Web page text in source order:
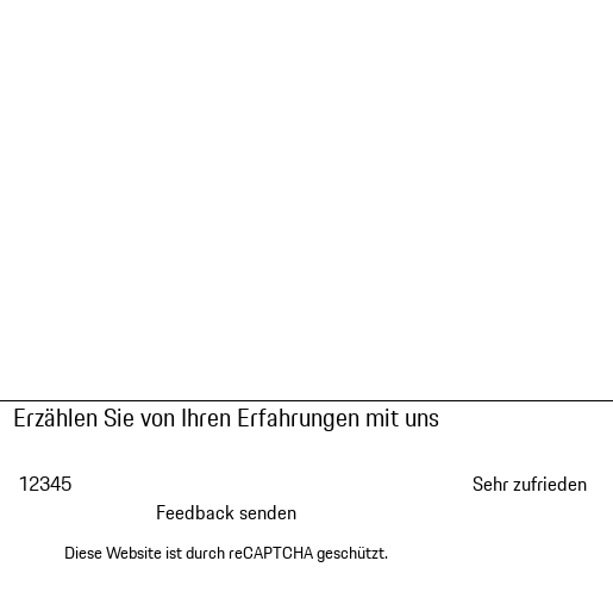
Erzählen Sie von Ihren Erfahrungen mit uns
12345
Sehr zufrieden
Feedback senden
Diese Website ist durch reCAPTCHA geschützt.